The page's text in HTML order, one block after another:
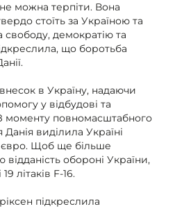
можна терпіти. Вона
стоїть за Україною та
свободу, демократію та
що боротьба
в Україну, надаючи
у відбудові та
моменту повномасштабного
виділила Україні
євро. Щоб ще більше
обороні України,
літаків F-16.
підкреслила